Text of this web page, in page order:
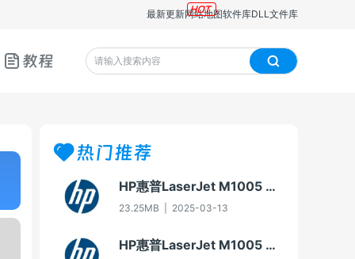
最新更新网站地图软件库DLL文件库
教程
热门推荐
HP惠普LaserJet M1005 MFP多功能一体机即插即用驱动20070326版For Win7
23.25MB 2025-03-13
HP惠普LaserJet M1005 MFP多功能一体机驱动20060913版For Win2000/XP